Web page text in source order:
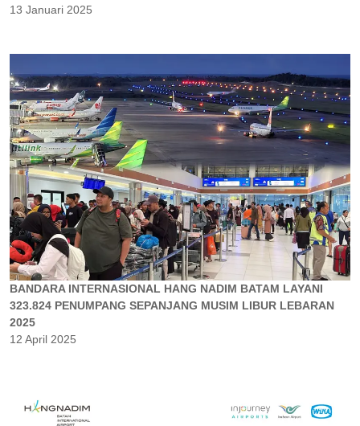
13 Januari 2025
BANDARA INTERNASIONAL HANG NADIM BATAM LAYANI
323.824 PENUMPANG SEPANJANG MUSIM LIBUR LEBARAN
2025
12 April 2025